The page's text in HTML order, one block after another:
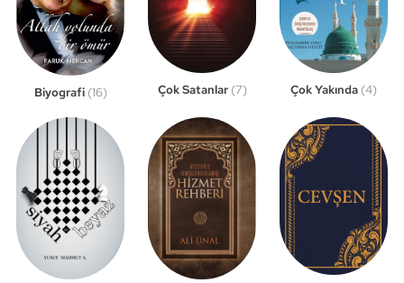
Biyografi (16) Çok Satanlar (7) Çok Yakında (4)